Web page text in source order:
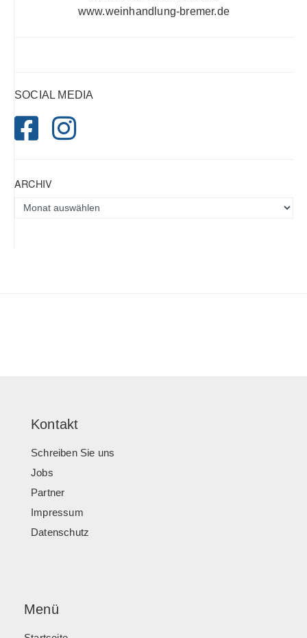
www.weinhandlung-bremer.de
SOCIAL MEDIA
ARCHIV
Kontakt
Schreiben Sie uns
Jobs
Partner
Impressum
Datenschutz
Menü